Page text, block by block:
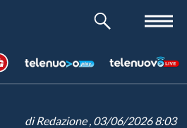
diRedazione, 03/06/2026 8:03